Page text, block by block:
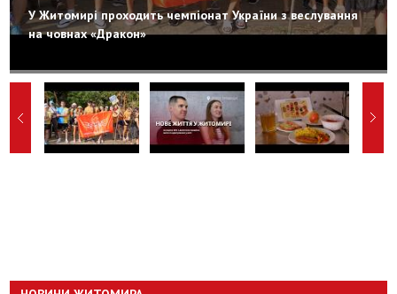
У Житомирі проходить чемпіонат України з веслування
на човнах «Дракон»